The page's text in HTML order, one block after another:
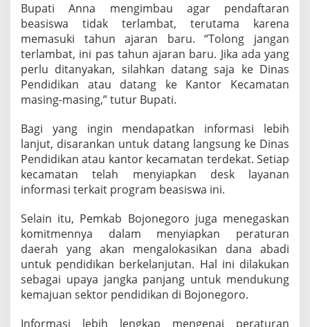
Bupati Anna mengimbau agar pendaftaran
beasiswa tidak terlambat, terutama karena
memasuki tahun ajaran baru. “Tolong jangan
terlambat, ini pas tahun ajaran baru. Jika ada yang
perlu ditanyakan, silahkan datang saja ke Dinas
Pendidikan atau datang ke Kantor Kecamatan
masing-masing,” tutur Bupati.
Bagi yang ingin mendapatkan informasi lebih
lanjut, disarankan untuk datang langsung ke Dinas
Pendidikan atau kantor kecamatan terdekat. Setiap
kecamatan telah menyiapkan desk layanan
informasi terkait program beasiswa ini.
Selain itu, Pemkab Bojonegoro juga menegaskan
komitmennya dalam menyiapkan peraturan
daerah yang akan mengalokasikan dana abadi
untuk pendidikan berkelanjutan. Hal ini dilakukan
sebagai upaya jangka panjang untuk mendukung
kemajuan sektor pendidikan di Bojonegoro.
Informasi lebih lengkap mengenai peraturan